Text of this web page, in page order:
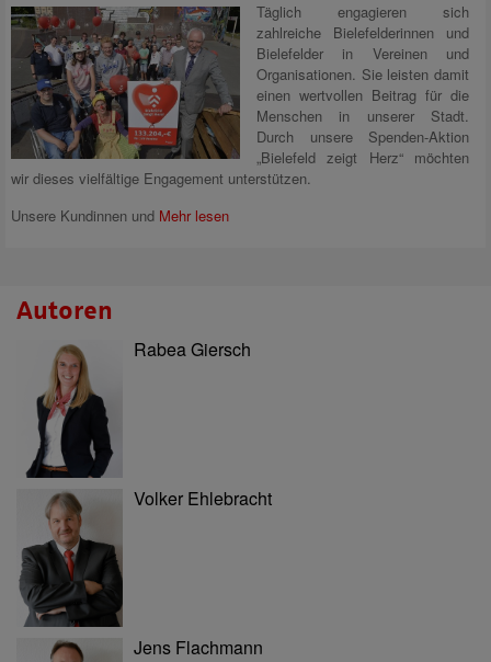
Täglich engagieren sich
zahlreiche Bielefelderinnen und
Bielefelder in Vereinen und
Organisationen. Sie leisten damit
einen wertvollen Beitrag für die
Menschen in unserer Stadt.
Durch unsere Spenden-Aktion
„Bielefeld zeigt Herz“ möchten
wir dieses vielfältige Engagement unterstützen.
Unsere Kundinnen und Mehr lesen
Autoren
Rabea Giersch
Volker Ehlebracht
Jens Flachmann